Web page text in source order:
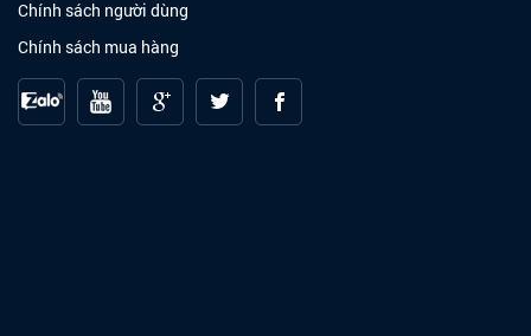
Chính sách người dùng
Chính sách mua hàng
❄